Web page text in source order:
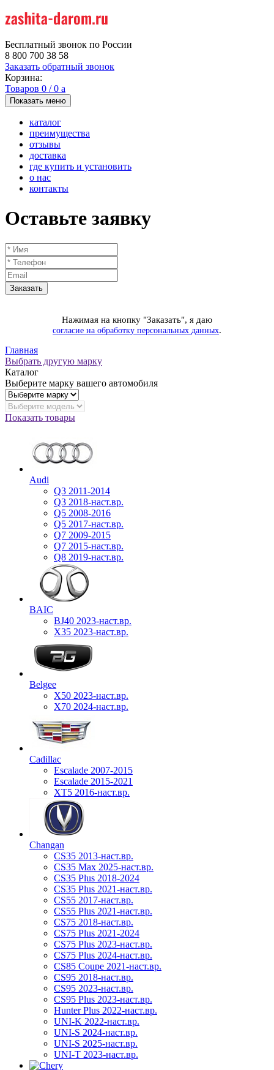
Бесплатный звонок по России
8 800 700 38 58
Заказать обратный звонок
Корзина:
Товаров 0 /0 a
Показать меню
каталог
преимущества
отзывы
доставка
где купить и установить
о нас
контакты
Оставьте заявку
Нажимая на кнопку "Заказать", я даю
согласие на обработку персональных данных.
Главная
Выбрать другую марку
Каталог
Выберите марку вашего автомобиля
Показать товары
Audi
Q3 2011-2014
Q3 2018-наст.вр.
Q5 2008-2016
Q5 2017-наст.вр.
Q7 2009-2015
Q7 2015-наст.вр.
Q8 2019-наст.вр.
BAIC
BJ40 2023-наст.вр.
X35 2023-наст.вр.
Belgee
X50 2023-наст.вр.
X70 2024-наст.вр.
Cadillac
Escalade 2007-2015
Escalade 2015-2021
XT5 2016-наст.вр.
Changan
CS35 2013-наст.вр.
CS35 Max 2025-наст.вр.
CS35 Plus 2018-2024
CS35 Plus 2021-наст.вр.
CS55 2017-наст.вр.
CS55 Plus 2021-наст.вр.
CS75 2018-наст.вр.
CS75 Plus 2021-2024
CS75 Plus 2023-наст.вр.
CS75 Plus 2024-наст.вр.
CS85 Coupe 2021-наст.вр.
CS95 2018-наст.вр.
CS95 2023-наст.вр.
CS95 Plus 2023-наст.вр.
Hunter Plus 2022-наст.вр.
UNI-K 2022-наст.вр.
UNI-S 2024-наст.вр.
UNI-S 2025-наст.вр.
UNI-T 2023-наст.вр.